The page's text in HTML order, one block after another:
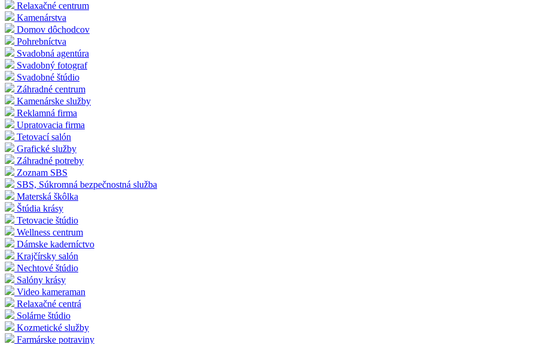
Relaxačné centrum
Kamenárstva
Domov dôchodcov
Pohrebníctva
Svadobná agentúra
Svadobný fotograf
Svadobné štúdio
Záhradné centrum
Kamenárske služby
Reklamná firma
Upratovacia firma
Tetovací salón
Grafické služby
Záhradné potreby
Zoznam SBS
SBS, Súkromná bezpečnostná služba
Materská škôlka
Štúdia krásy
Tetovacie štúdio
Wellness centrum
Dámske kaderníctvo
Krajčírsky salón
Nechtové štúdio
Salóny krásy
Video kameraman
Relaxačné centrá
Solárne štúdio
Kozmetické služby
Farmárske potraviny